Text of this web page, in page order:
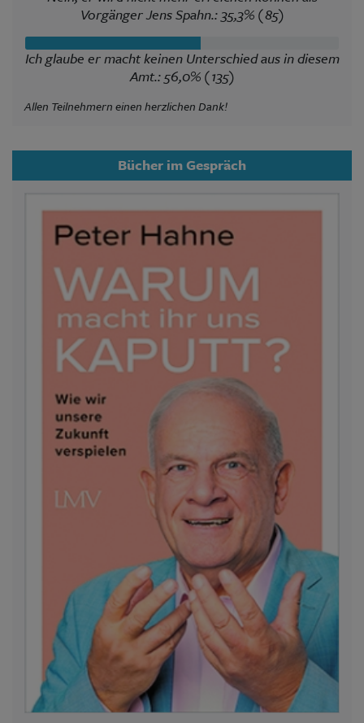
Vorgänger Jens Spahn.: 35,3% (85)
Ich glaube er macht keinen Unterschied aus in diesem
Amt.: 56,0% (135)
Allen Teilnehmern einen herzlichen Dank!
Bücher im Gespräch